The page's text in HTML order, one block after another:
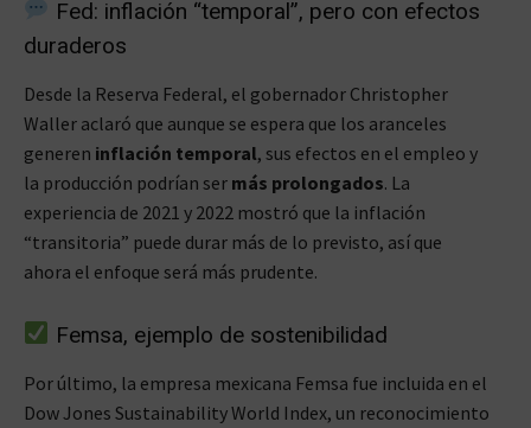
Fed: inflación “temporal”, pero con efectos
duraderos
Desde la Reserva Federal, el gobernador Christopher
Waller aclaró que aunque se espera que los aranceles
generen inflación temporal, sus efectos en el empleo y
la producción podrían ser más prolongados. La
experiencia de 2021 y 2022 mostró que la inflación
“transitoria” puede durar más de lo previsto, así que
ahora el enfoque será más prudente.
Femsa, ejemplo de sostenibilidad
Por último, la empresa mexicana Femsa fue incluida en el
Dow Jones Sustainability World Index, un reconocimiento